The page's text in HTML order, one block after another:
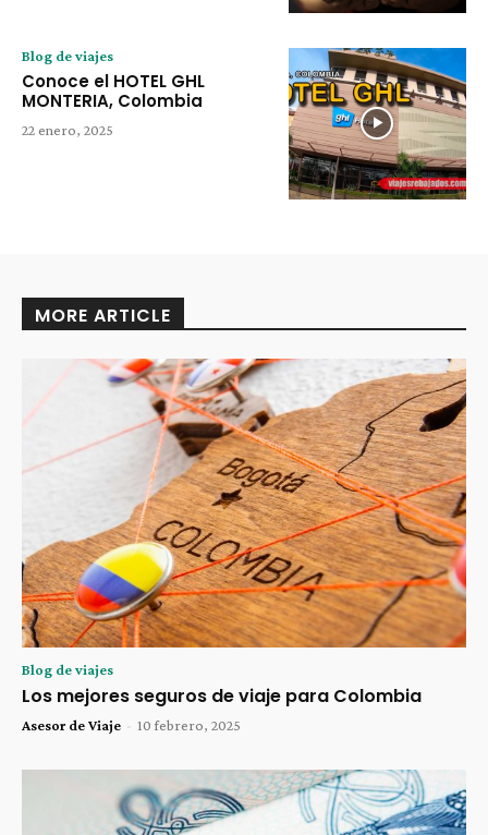
Blog de viajes
Conoce el HOTEL GHL
MONTERIA, Colombia
22 enero, 2025
MORE ARTICLE
Blog de viajes
Los mejores seguros de viaje para Colombia
Asesor de Viaje - 10 febrero, 2025